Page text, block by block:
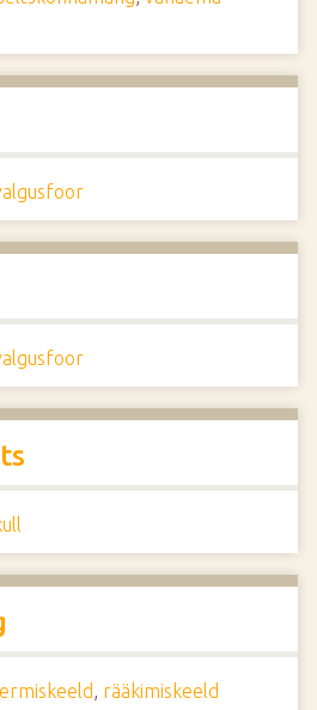
, rääkimiskeeld